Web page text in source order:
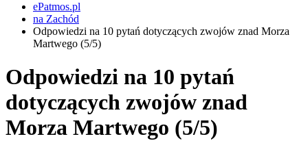
ePatmos.pl
na Zachód
Odpowiedzi na 10 pytań dotyczących zwojów znad Morza
Martwego (5/5)
Odpowiedzi na 10 pytań
dotyczących zwojów znad
Morza Martwego (5/5)